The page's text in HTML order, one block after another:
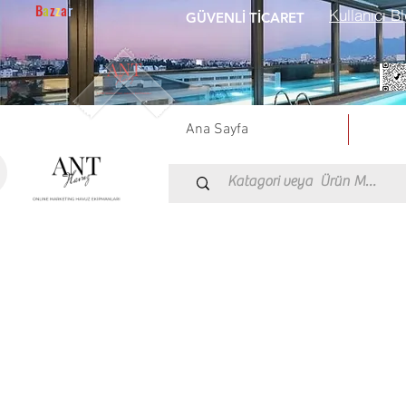
Bazzar GÜVENLİ TİCARET Kullanıcı
Ana Sayfa